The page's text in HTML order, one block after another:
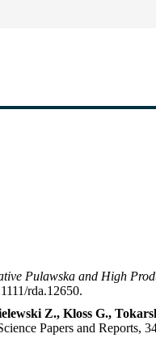
Pulawska and High
rda.12650.
Z., Kloss G.,
Papers and Reports,